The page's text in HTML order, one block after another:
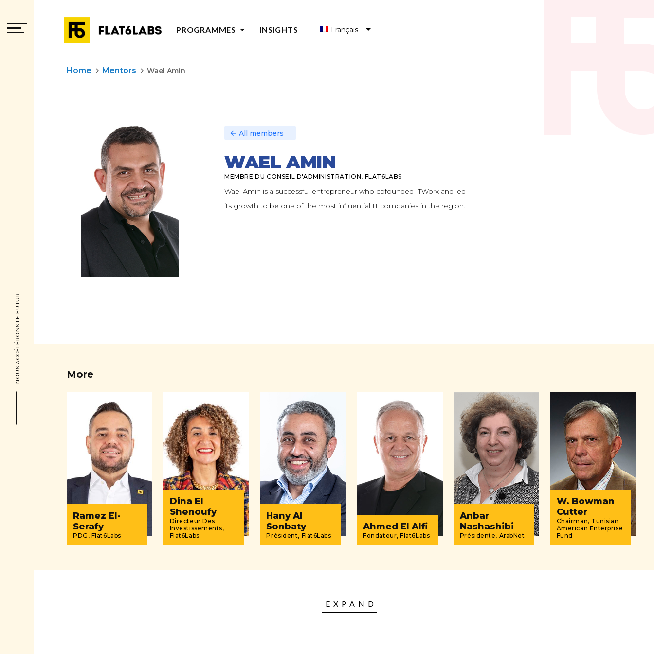
NOUS ACCÉLÉRONS LE FUTUR
PROGRAMMES arrow_drop_down
LES PROGRAMMES DE DÉVELOPPEMENT DE L'ÉCOSYSTÈME
INSIGHTS Français
Home keyboard_arrow_right Mentors keyboard_arrow_right Wael Amin
arrow_back All members
WAEL AMIN
MEMBRE DU CONSEIL D'ADMINISTRATION, FLAT6LABS
Wael Amin is a successful entrepreneur who cofounded ITWorx and led
its growth to be one of the most influential IT companies in the region.
More
Ramez El-
Serafy
PDG, Flat6Labs
Dina El
Shenoufy
Directeur Des
Investissements,
Flat6Labs
Hany Al
Sonbaty
Président, Flat6Labs
Ahmed El Alfi
Fondateur, Flat6Labs
Anbar
Nashashibi
Présidente, ArabNet
W. Bowman
Cutter
Chairman, Tunisian
American Enterprise
Fund
EXPAND